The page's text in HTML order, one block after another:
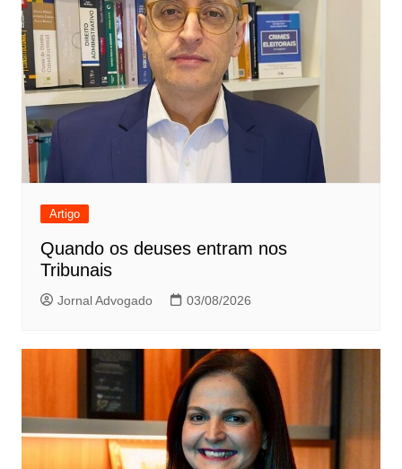
Artigo
Quando os deuses entram nos
Tribunais
Jornal Advogado 03/08/2026